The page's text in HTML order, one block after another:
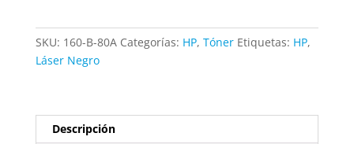
80A
CF280A
2,700P
SKU: 160-B-80A Categorías: HP, Tóner Etiquetas: HP,
Láser Negro
Descripción